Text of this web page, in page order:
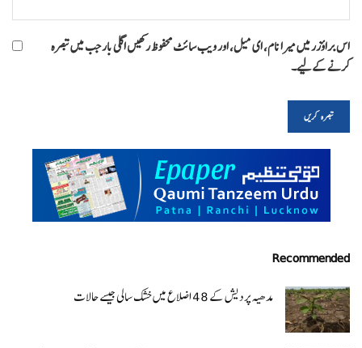
اس براؤزر میں میرا نام، ای میل، اور ویب سائٹ محفوظ رکھیں اگلی بار جب میں تبصرہ
کرنے کےلیے۔
Recommended
مدھیہ پردیش کے 48 اضلاع میں خشک سالی جیسے حالات